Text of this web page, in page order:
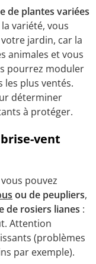
de plantes variées
la variété, vous
jardin, car la
animales et vous
pourrez moduler
plus ventés.
déterminer
à protéger.
vent
pouvez
ou de peupliers,
de rosiers lianes :
Attention
(problèmes
par exemple).